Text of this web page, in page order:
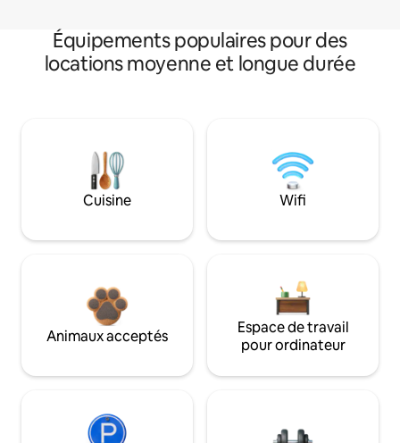
Équipements populaires pour des
locations moyenne et longue durée
Cuisine Wifi
Animaux acceptés
Espace de travail
pour ordinateur